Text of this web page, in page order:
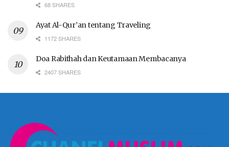
68 SHARES
Ayat Al-Qur’an tentang Traveling
1172 SHARES
Doa Rabithah dan Keutamaan Membacanya
2407 SHARES